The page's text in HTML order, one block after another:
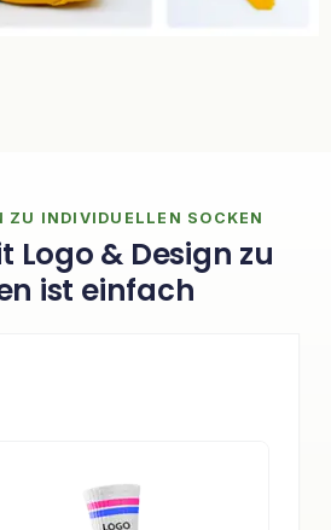
ZU INDIVIDUELLEN SOCKEN
Logo & Design zu
ist einfach